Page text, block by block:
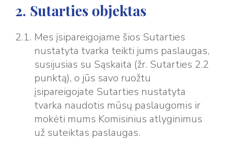
2. Sutarties objektas
Mes įsipareigojame šios Sutarties
nustatyta tvarka teikti jums paslaugas,
susijusias su Sąskaita (žr. Sutarties 2.2
punktą), o jūs savo ruožtu
įsipareigojate Sutarties nustatyta
tvarka naudotis mūsų paslaugomis ir
mokėti mums Komisinius atlyginimus
už suteiktas paslaugas.